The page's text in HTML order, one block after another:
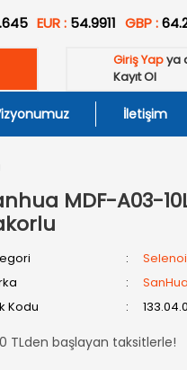
EUR : 54.9911 GBP :
Giriş Yapya
Kayıt Ol
İletişim
MDF-A03-
SanHua
Kodu
TLden başlayan taksitlerle!